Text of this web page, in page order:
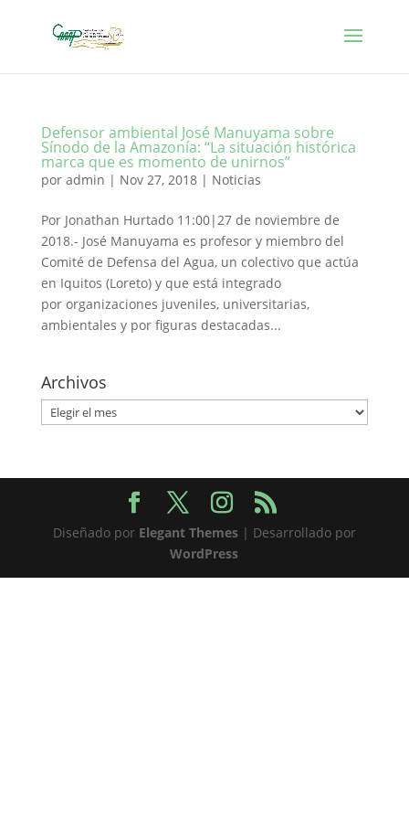
Defensor ambiental José Manuyama sobre
Sínodo de la Amazonía: “La situación histórica
marca que es momento de unirnos”
por admin | Nov 27, 2018| Noticias
Por Jonathan Hurtado 11:00|27 de noviembre de
2018.- José Manuyama es profesor y miembro del
Comité de Defensa del Agua, un colectivo que actúa
en Iquitos (Loreto) y que está integrado
por organizaciones juveniles, universitarias,
ambientales y por figuras destacadas...
Archivos
Archivos
Diseñado por Elegant Themes| Desarrollado por
WordPress